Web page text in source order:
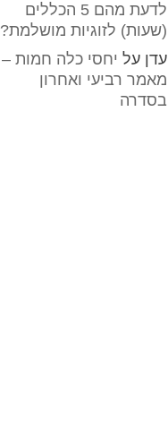
לדעת מהם 5 הכללים
(שעות) לזוגיות מושלמת?
עדן על יחסי כלה חמות –
מאמר רביעי ואחרון
בסדרה